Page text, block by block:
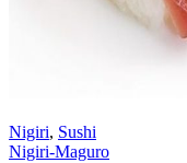
Nigiri, Sushi
Nigiri-Maguro